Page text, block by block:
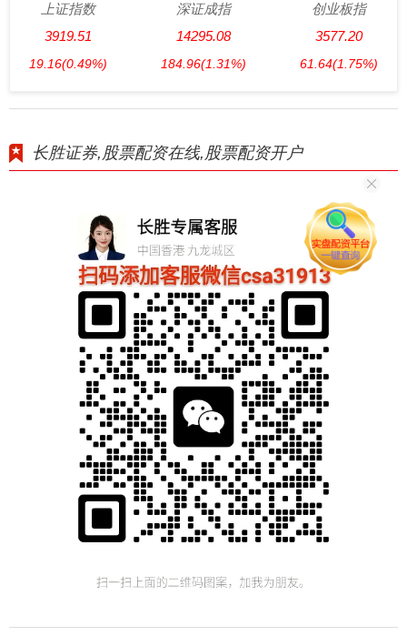
上证指数
3919.51
19.16(0.49%)
深证成指
14295.08
184.96(1.31%)
创业板指
3577.20
61.64(1.75%)
长胜证券,股票配资在线,股票配资开户